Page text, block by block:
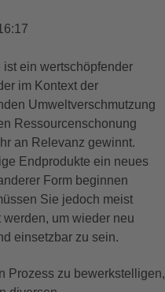
ist ein wertschöpfender
im Kontext der
Umweltverschmutzung
Ressourcenschonung
an Relevanz gewinnt.
Endprodukte ein neues
Form beginnen
Sie jedoch meist
werden, um wieder neu
einsetzbar zu sein.
Prozess zu bewerkstelligen,